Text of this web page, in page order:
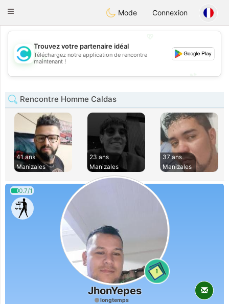
olombiaCitas
Toggle
Mode Connexion
💖
💕
Trouvez votre partenaire idéal
Téléchargez notre application de rencontre
maintenant !
Rencontre Homme Caldas
41 ans
Manizales
23 ans
Manizales
37 ans
Manizales
0.7/1
1
JhonYepes
longtemps